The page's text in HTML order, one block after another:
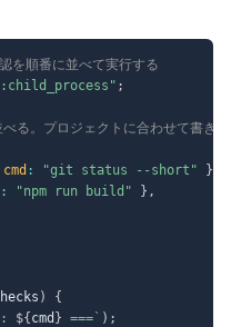
順番に並べて実行する
;
る。プロジェクトに合わせて書き
cmd : "git status --short" }
: "npm run build" } ,
)
{
: ${ cmd } === ` ) ;